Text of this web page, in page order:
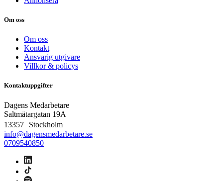
Om oss
Om oss
Kontakt
Ansvarig utgivare
Villkor & policys
Kontaktuppgifter
Dagens Medarbetare
Saltmätargatan 19A
13357 Stockholm
info@dagensmedarbetare.se
0709540850